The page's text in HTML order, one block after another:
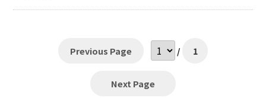
（五）5:00PM止，請攜帶中文分科成績單(於註冊組申
成績七十五分以上（或全班排名前百分之二十）。 2、二
年級（含）以上學生申請者，請符合下列規定： A. 前各學
十五分以上（或全班排名前百分之二十）。 二、轉系考
Previous Page / 1
Next Page